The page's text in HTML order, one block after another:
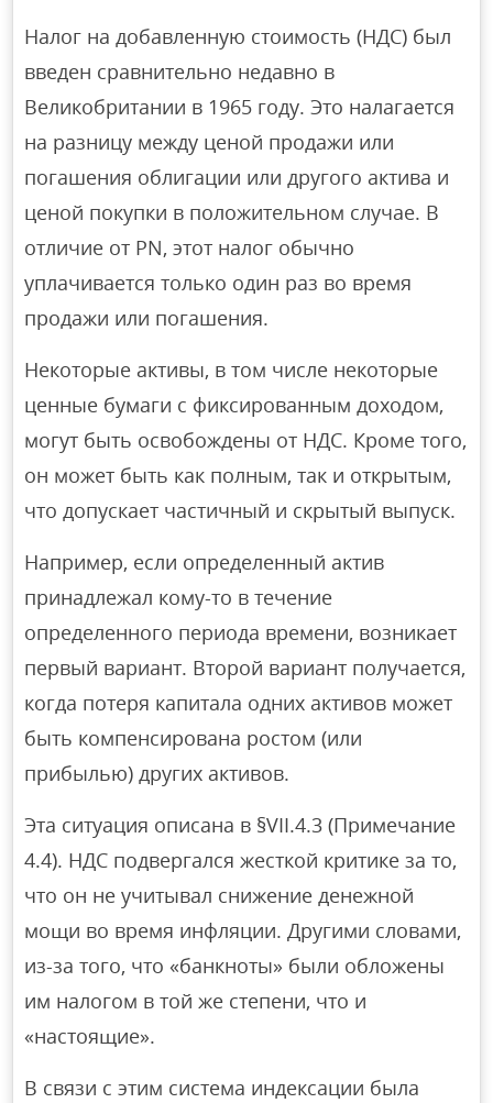
Налог на добавленную стоимость (НДС) был
введен сравнительно недавно в
Великобритании в 1965 году. Это налагается
на разницу между ценой продажи или
погашения облигации или другого актива и
ценой покупки в положительном случае. В
отличие от PN, этот налог обычно
уплачивается только один раз во время
продажи или погашения.
Некоторые активы, в том числе некоторые
ценные бумаги с фиксированным доходом,
могут быть освобождены от НДС. Кроме того,
он может быть как полным, так и открытым,
что допускает частичный и скрытый выпуск.
Например, если определенный актив
принадлежал кому-то в течение
определенного периода времени, возникает
первый вариант. Второй вариант получается,
когда потеря капитала одних активов может
быть компенсирована ростом (или
прибылью) других активов.
Эта ситуация описана в §VII.4.3 (Примечание
4.4). НДС подвергался жесткой критике за то,
что он не учитывал снижение денежной
мощи во время инфляции. Другими словами,
из-за того, что «банкноты» были обложены
им налогом в той же степени, что и
«настоящие».
В связи с этим система индексации была